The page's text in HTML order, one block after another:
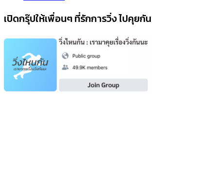
เปิดกรุ๊ปให้เพื่อนๆ ที่รักการวิ่ง ไปคุยกัน